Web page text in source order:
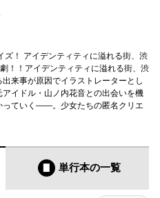
ズ！ アイデンティティに溢れる街、渋
！！アイデンティティに溢れる街、渋
来事が原因でイラストレーターとし
イドル・山ノ内花音との出会いを機
っていく——。少女たちの匿名クリエ
単行本の一覧